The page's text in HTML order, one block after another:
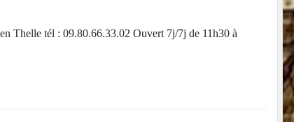
Thelle tél : 09.80.66.33.02 Ouvert 7j/7j de 11h30 à